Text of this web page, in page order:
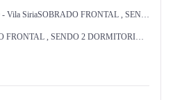
- Vila SiriaSOBRADO FRONTAL , SENDO 2 DORMITORIOS, SALA,COZINHA 1 WC , 1 LAVABO,, QUINTAL COM LAVANDERIA , 2 VAGAS DE GARAGEM TERRENO 3,33 X 25 = TOTAL 83,25 METROS
SALA,COZINHA 1 WC , 1 LAVABO,, QUINTAL COM LAVANDERIA , 2 VAGAS DE GARAGEM TERRENO 3,33 X 25 = TOTAL 83,25 METROS